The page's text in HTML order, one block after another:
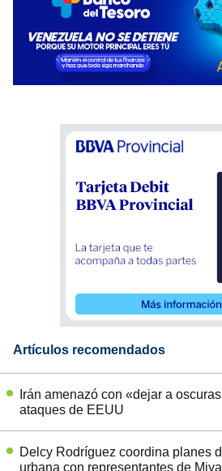
Artículos recomendados
Irán amenazó con «dejar a
ataques de EEUU
Delcy Rodríguez coordina planes
urbana con representantes de